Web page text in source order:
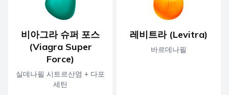
비아그라 슈퍼 포스
(Viagra Super
Force)
실데나필 시트르산염 + 다포
세틴
레비트라 (Levitra)
바르데나필